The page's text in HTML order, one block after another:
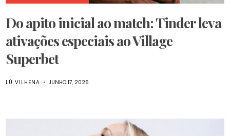
Do apito inicial ao match: Tinder leva
ativações especiais ao Village
Superbet
LÚ VILHENA JUNHO 17, 2026